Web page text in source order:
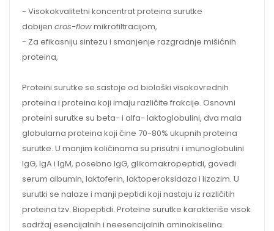
- Visokokvalitetni koncentrat proteina surutke
dobijen cros-flowmikrofiltracijom,
- Za efikasniju sintezu i smanjenje razgradnje mišićnih
proteina,
Proteini surutke se sastoje od biološki visokovrednih
proteina i proteina koji imaju različite frakcije. Osnovni
proteini surutke su beta- i alfa- laktoglobulini, dva mala
globularna proteina koji čine 70-80% ukupnih proteina
surutke. U manjim količinama su prisutni i imunoglobulini
IgG, IgA i IgM, posebno IgG, glikomakropeptidi, goveđi
serum albumin, laktoferin, laktoperoksidaza i lizozim. U
surutki se nalaze i manji peptidi koji nastaju iz različitih
proteina tzv. Biopeptidi. Proteine surutke karakteriše visok
sadržaj esencijalnih i neesencijalnih aminokiselina.